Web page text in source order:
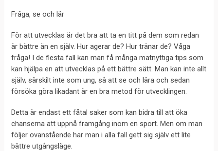
Fråga, se och lär
För att utvecklas är det bra att ta en titt på dem som redan
är bättre än en själv. Hur agerar de? Hur tränar de? Våga
fråga! I de flesta fall kan man få många matnyttiga tips som
kan hjälpa en att utvecklas på ett bättre sätt. Man kan inte allt
själv, särskilt inte som ung, så att se och lära och sedan
försöka göra likadant är en bra metod för utvecklingen.
Detta är endast ett fåtal saker som kan bidra till att öka
chanserna att uppnå framgång inom en sport. Men om man
följer ovanstående har man i alla fall gett sig själv ett lite
bättre utgångsläge.